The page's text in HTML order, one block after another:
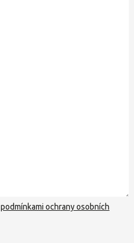
podmínkami ochrany osobních